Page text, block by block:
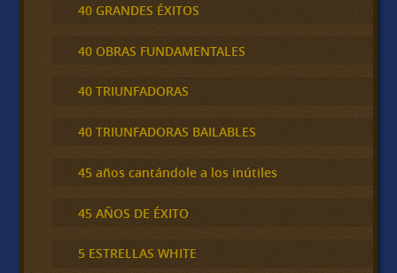
40 GRANDES ÉXITOS
40 OBRAS FUNDAMENTALES
40 TRIUNFADORAS
40 TRIUNFADORAS BAILABLES
45 años cantándole a los inútiles
45 AÑOS DE ÉXITO
5 ESTRELLAS WHITE